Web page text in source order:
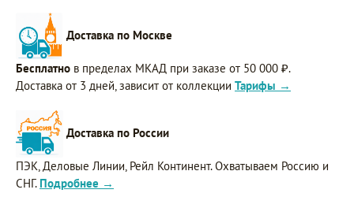
Доставка по Москве
Бесплатно в пределах МКАД при заказе от 50 000 ₽.
Доставка от 3 дней, зависит от коллекции Тарифы →
Доставка по России
ПЭК, Деловые Линии, Рейл Континент. Охватываем Россию и
СНГ. Подробнее →